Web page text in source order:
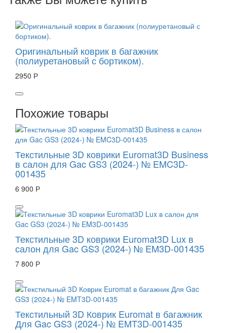
Оригинальный коврик в багажник
(полиуретановый с бортиком).
2950 Р
Похожие товары
Текстильные 3D коврики Euromat3D Business
в салон для Gac GS3 (2024-) № EMC3D-
001435
6 900 Р
Текстильные 3D коврики Euromat3D Lux в
салон для Gac GS3 (2024-) № EM3D-001435
7 800 Р
Текстильный 3D Коврик Euromat в багажник
Для Gac GS3 (2024-) № EMT3D-001435